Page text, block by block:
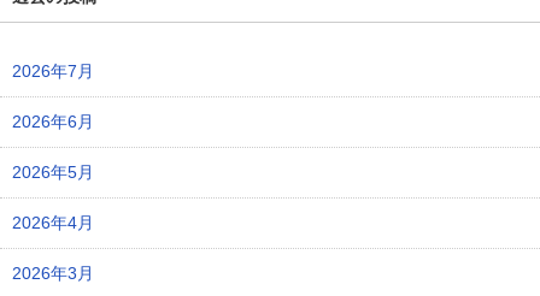
2026年7月
2026年6月
2026年5月
2026年4月
2026年3月